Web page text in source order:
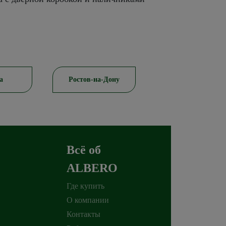
Ростов-на-Дону
Всё об
ALBERO
Где купить
О компании
Контакты